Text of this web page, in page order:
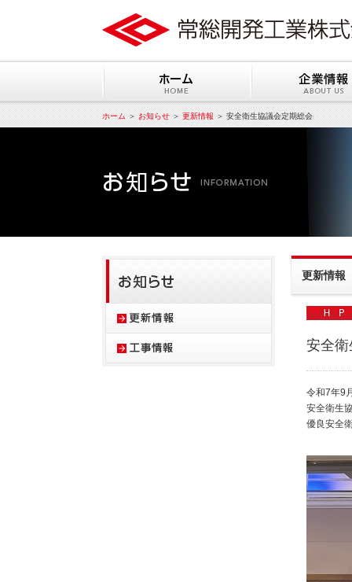
ホーム＞お知らせ＞更新情報＞ 安全衛生協議会定期総会
更新情報
安全
令和7年9
安全衛生
優良安全